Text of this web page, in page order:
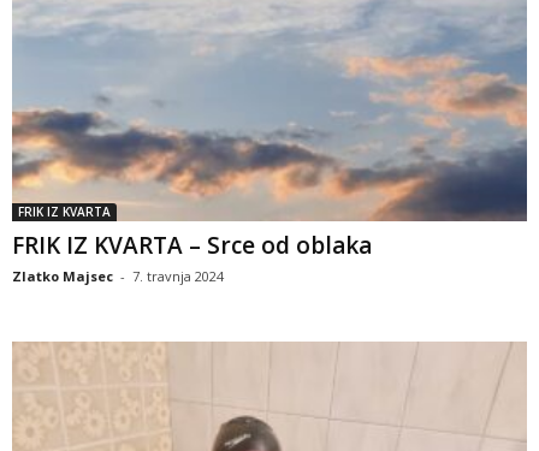
FRIK IZ KVARTA
FRIK IZ KVARTA – Srce od oblaka
Zlatko Majsec - 7. travnja 2024